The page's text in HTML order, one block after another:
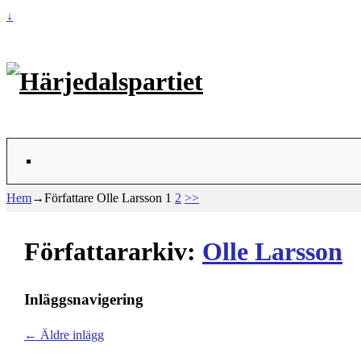
↓
Hem→Författare Olle Larsson 1 2 >>
Författararkiv: Olle Larsson
Inläggsnavigering
← Äldre inlägg